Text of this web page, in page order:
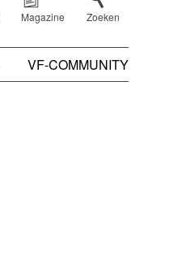
Magazine Zoeken
VF-COMMUNITY